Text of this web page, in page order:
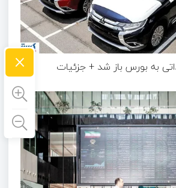
به بورس باز شد + جزئیات ×